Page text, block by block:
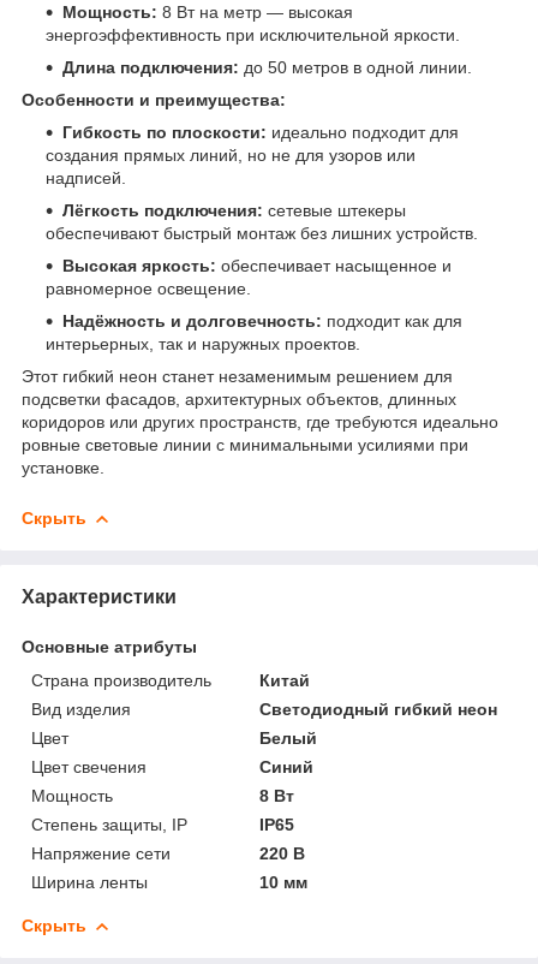
Мощность: 8 Вт на метр — высокая
энергоэффективность при исключительной яркости.
Длина подключения: до 50 метров в одной линии.
Особенности и преимущества:
Гибкость по плоскости: идеально подходит для
создания прямых линий, но не для узоров или
надписей.
Лёгкость подключения: сетевые штекеры
обеспечивают быстрый монтаж без лишних устройств.
Высокая яркость: обеспечивает насыщенное и
равномерное освещение.
Надёжность и долговечность: подходит как для
интерьерных, так и наружных проектов.
Этот гибкий неон станет незаменимым решением для
подсветки фасадов, архитектурных объектов, длинных
коридоров или других пространств, где требуются идеально
ровные световые линии с минимальными усилиями при
установке.
Скрыть
Характеристики
Основные атрибуты
Страна производитель
Китай
Вид изделия
Светодиодный гибкий неон
Цвет
Белый
Цвет свечения
Синий
Мощность
8 Вт
Степень защиты, IP
IP65
Напряжение сети
220 В
Ширина ленты
10 мм
Скрыть